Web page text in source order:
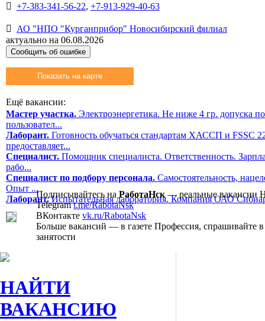
 +7-383-341-56-22, +7-913-929-40-63

АО "НПО "Курганприбор" Новосибирский филиал
актуально на 06.08.2026
Сообщить об ошибке
Показать на карте
Ещё вакансии:
Мастер участка. Электроэнергетика. Не ниже 4 гр. допуска
пользовател...
Лаборант. Готовность обучаться стандартам ХАССП и FSSC
предоставляет...
Специалист. Помощник специалиста. Ответственность.
рабо...
Специалист по подбору персонала. Самостоятельность,
Опыт ...
Лаборант.Испытательная лаборатория. Компания ОАО
Подписывайтесь на РаботаНск — реальные вакансии
Telegramt.me/RabotaNsk
ВКонтакте vk.ru/RabotaNsk
Больше вакансий — в газете Профессия, спрашивайте
занятости
НАЙТИ
ВАКАНСИЮ